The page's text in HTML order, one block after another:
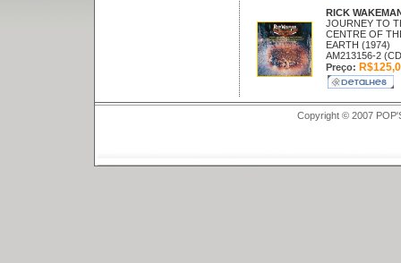
RICK
JOURNEY TO
CENTRE OF
EARTH (1974)
AM213156-2
Preço:
Copyright © 2007